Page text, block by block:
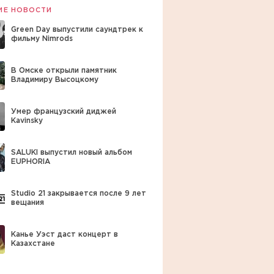
НОВОСТИ
Green Day выпустили саундтрек к
фильму Nimrods
В Омске открыли памятник
Владимиру Высоцкому
Умер французский диджей
Kavinsky
SALUKI выпустил новый альбом
EUPHORIA
Studio 21 закрывается после 9 лет
вещания
Канье Уэст даст концерт в
Казахстане